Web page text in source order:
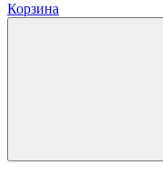
Корзина